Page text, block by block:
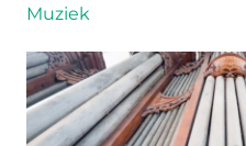
Muziek